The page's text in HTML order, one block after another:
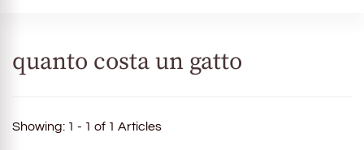
quanto costa un gatto
Showing: 1 - 1 of 1 Articles